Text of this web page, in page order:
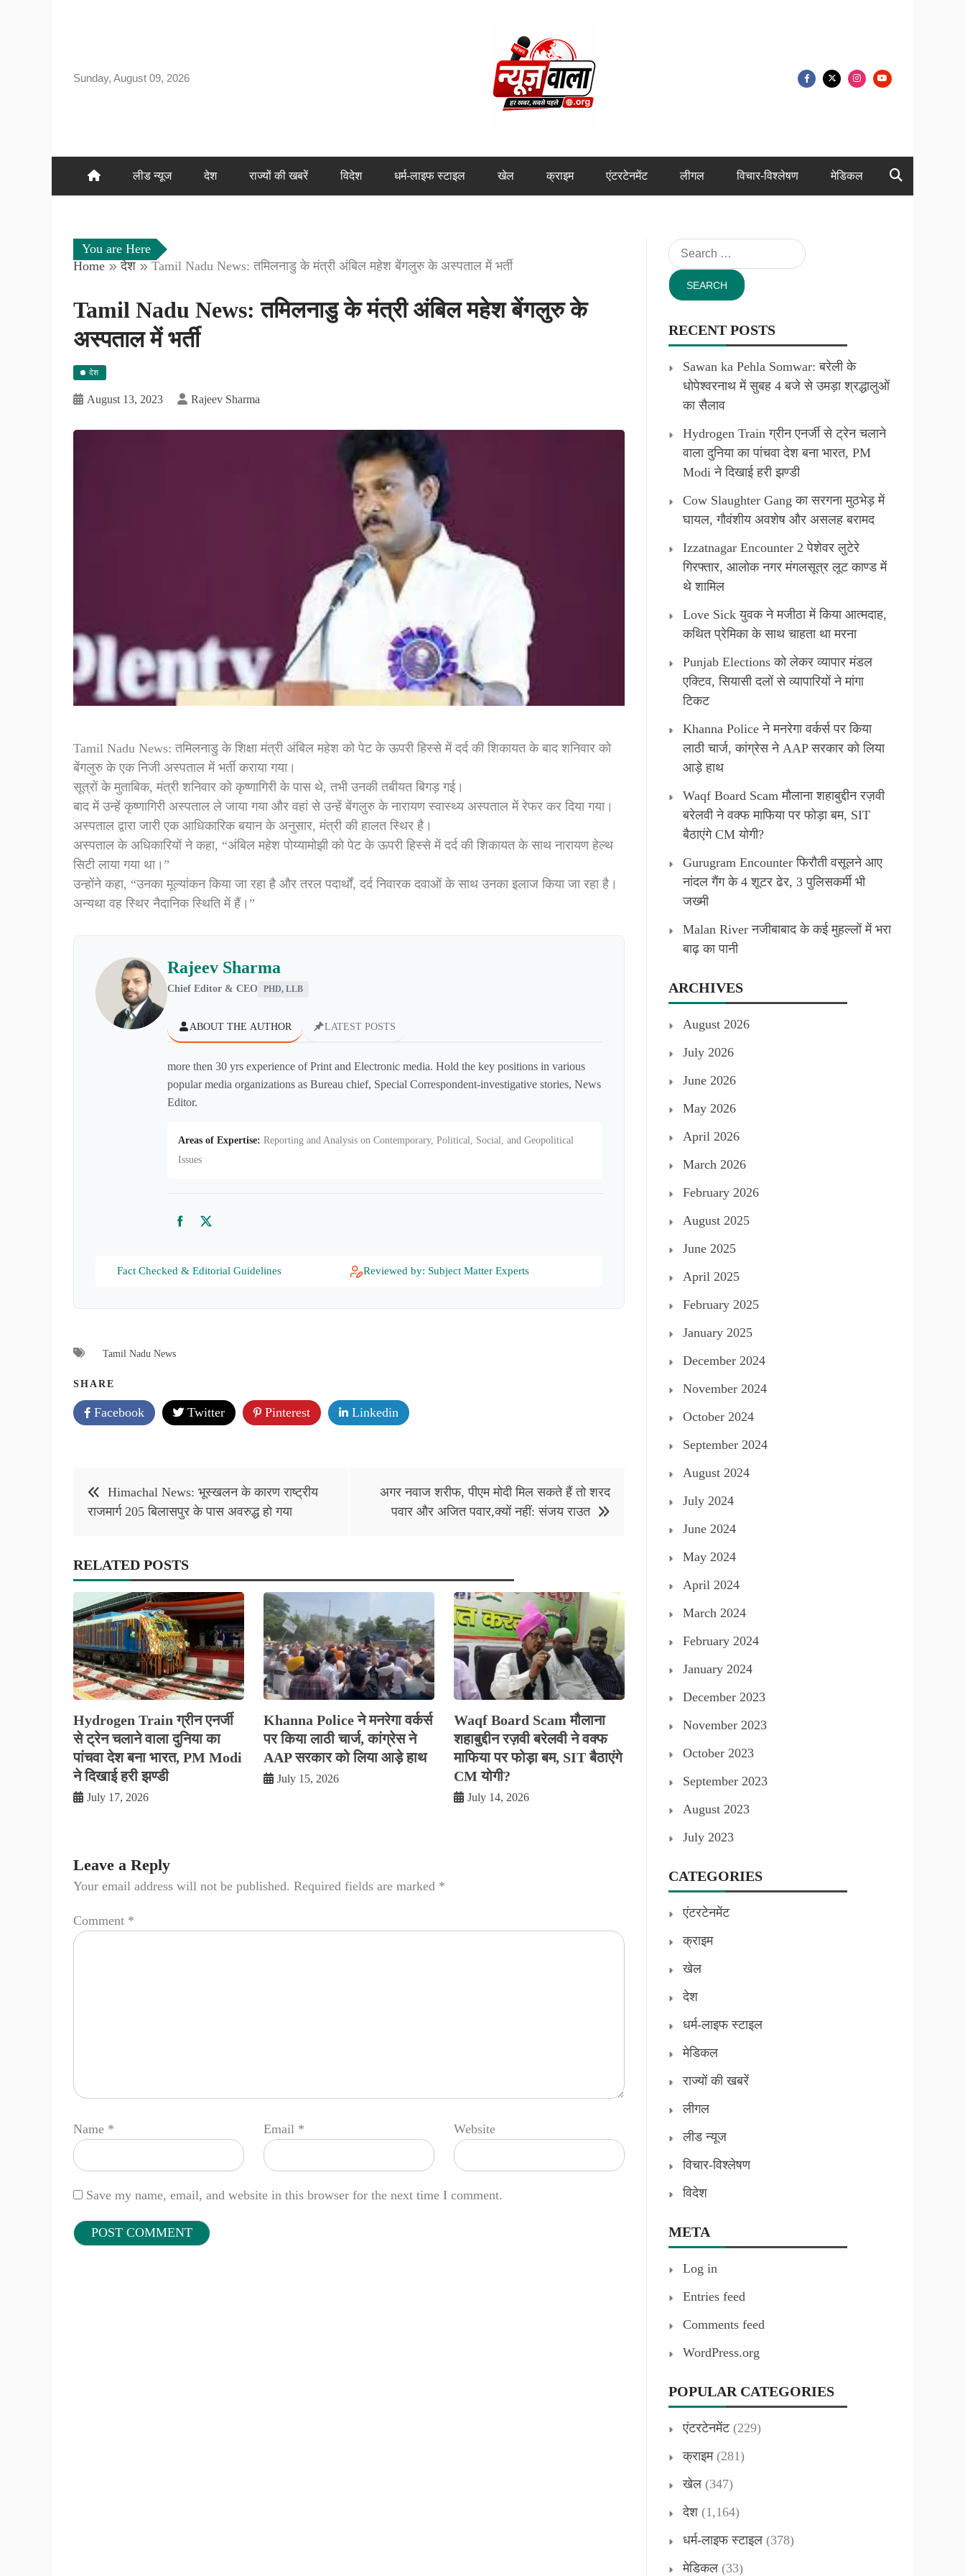
Sunday, August 09, 2026
लीड न्यूज देश राज्यों की खबरें विदेश धर्म-लाइफ स्टाइल खेल क्राइम एंटरटेनमेंट लीगल विचार-विश्लेषण मेडिकल
You are Here
Home
देश Tamil Nadu News: तमिलनाडु के मंत्री अंबिल महेश बेंगलुरु के अस्पताल में भर्ती
Tamil Nadu News: तमिलनाडु के मंत्री अंबिल महेश बेंगलुरु के
अस्पताल में भर्ती
देश
August 13, 2023 Rajeev Sharma
Tamil Nadu News: तमिलनाडु के शिक्षा मंत्री अंबिल महेश को पेट के ऊपरी हिस्से में दर्द की शिकायत के बाद शनिवार को
बेंगलुरु के एक निजी अस्पताल में भर्ती कराया गया।
सूत्रों के मुताबिक, मंत्री शनिवार को कृष्णागिरी के पास थे, तभी उनकी तबीयत बिगड़ गई।
बाद में उन्हें कृष्णागिरी अस्पताल ले जाया गया और वहां से उन्हें बेंगलुरु के नारायण स्वास्थ्य अस्पताल में रेफर कर दिया गया।
अस्पताल द्वारा जारी एक आधिकारिक बयान के अनुसार, मंत्री की हालत स्थिर है।
अस्पताल के अधिकारियों ने कहा, “अंबिल महेश पोय्यामोझी को पेट के ऊपरी हिस्से में दर्द की शिकायत के साथ नारायण हेल्थ
सिटी लाया गया था।”
उन्होंने कहा, “उनका मूल्यांकन किया जा रहा है और तरल पदार्थों, दर्द निवारक दवाओं के साथ उनका इलाज किया जा रहा है।
अन्यथा वह स्थिर नैदानिक ​​स्थिति में हैं।”
Rajeev Sharma
Chief Editor & CEO PHD, LLB
ABOUT THE AUTHOR LATEST POSTS
more then 30 yrs experience of Print and Electronic media. Hold the key positions in various
popular media organizations as Bureau chief, Special Correspondent-investigative stories, News
Editor.
Areas of Expertise: Reporting and Analysis on Contemporary, Political, Social, and Geopolitical
Issues
FacebookTwitter
Fact Checked & Editorial Guidelines Reviewed by: Subject Matter Experts
Tamil Nadu News
SHARE
Facebook Twitter Pinterest Linkedin
Post
navigation
Himachal News: भूस्खलन के कारण राष्ट्रीय
राजमार्ग 205 बिलासपुर के पास अवरुद्ध हो गया
अगर नवाज शरीफ, पीएम मोदी मिल सकते हैं तो शरद
पवार और अजित पवार,क्यों नहीं: संजय राउत
RELATED POSTS
Hydrogen Train ग्रीन एनर्जी
से ट्रेन चलाने वाला दुनिया का
पांचवा देश बना भारत, PM Modi
ने दिखाई हरी झण्डी
July 17, 2026
Khanna Police ने मनरेगा वर्कर्स
पर किया लाठी चार्ज, कांग्रेस ने
AAP सरकार को लिया आड़े हाथ
July 15, 2026
Waqf Board Scam मौलाना
शहाबुद्दीन रज़वी बरेलवी ने वक्फ
माफिया पर फोड़ा बम, SIT बैठाएंगे
CM योगी?
July 14, 2026
Leave a Reply
Your email address will not be published. Required fields are marked *
Comment *
Name * Email * Website
Save my name, email, and website in this browser for the next time I comment.
Search
for:
RECENT POSTS
Sawan ka Pehla Somwar: बरेली के
धोपेश्वरनाथ में सुबह 4 बजे से उमड़ा श्रद्धालुओं
का सैलाव
Hydrogen Train ग्रीन एनर्जी से ट्रेन चलाने
वाला दुनिया का पांचवा देश बना भारत, PM
Modi ने दिखाई हरी झण्डी
Cow Slaughter Gang का सरगना मुठभेड़ में
घायल, गौवंशीय अवशेष और असलह बरामद
Izzatnagar Encounter 2 पेशेवर लुटेरे
गिरफ्तार, आलोक नगर मंगलसूत्र लूट काण्‍ड में
थे शामिल
Love Sick युवक ने मजीठा में किया आत्मदाह,
कथित प्रेमिका के साथ चाहता था मरना
Punjab Elections को लेकर व्यापार मंडल
एक्टिव, सियासी दलों से व्यापारियों ने मांगा
टिकट
Khanna Police ने मनरेगा वर्कर्स पर किया
लाठी चार्ज, कांग्रेस ने AAP सरकार को लिया
आड़े हाथ
Waqf Board Scam मौलाना शहाबुद्दीन रज़वी
बरेलवी ने वक्फ माफिया पर फोड़ा बम, SIT
बैठाएंगे CM योगी?
Gurugram Encounter फिरौती वसूलने आए
नांदल गैंग के 4 शूटर ढेर, 3 पुलिसकर्मी भी
जख्मी
Malan River नजीबाबाद के कई मुहल्लों में भरा
बाढ़ का पानी
ARCHIVES
August 2026
July 2026
June 2026
May 2026
April 2026
March 2026
February 2026
August 2025
June 2025
April 2025
February 2025
January 2025
December 2024
November 2024
October 2024
September 2024
August 2024
July 2024
June 2024
May 2024
April 2024
March 2024
February 2024
January 2024
December 2023
November 2023
October 2023
September 2023
August 2023
July 2023
CATEGORIES
एंटरटेनमेंट
क्राइम
खेल
देश
धर्म-लाइफ स्टाइल
मेडिकल
राज्यों की खबरें
लीगल
लीड न्यूज
विचार-विश्लेषण
विदेश
META
Log in
Entries feed
Comments feed
WordPress.org
POPULAR CATEGORIES
एंटरटेनमेंट(229)
क्राइम(281)
खेल (347)
देश (1,164)
धर्म-लाइफ स्टाइल (378)
मेडिकल (33)